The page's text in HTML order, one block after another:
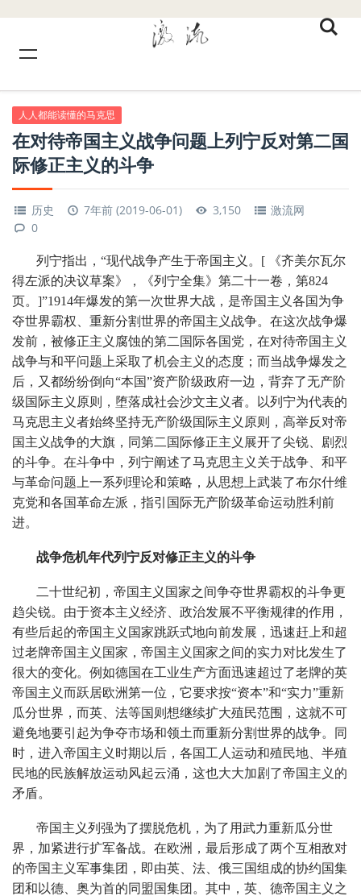
人人都能读懂的马克思
在对待帝国主义战争问题上列宁反对第二国
际修正主义的斗争
历史 7年前 (2019-06-01) 3,150
激流网
0
列宁指出，“现代战争产生于帝国主义。[ 《齐美尔瓦尔
得左派的决议草案》，《列宁全集》第二十一卷，第824
页。]”1914年爆发的第一次世界大战，是帝国主义各国为争
夺世界霸权、重新分割世界的帝国主义战争。在这次战争爆
发前，被修正主义腐蚀的第二国际各国党，在对待帝国主义
战争与和平问题上采取了机会主义的态度；而当战争爆发之
后，又都纷纷倒向“本国”资产阶级政府一边，背弃了无产阶
级国际主义原则，堕落成社会沙文主义者。以列宁为代表的
马克思主义者始终坚持无产阶级国际主义原则，高举反对帝
国主义战争的大旗，同第二国际修正主义展开了尖锐、剧烈
的斗争。在斗争中，列宁阐述了马克思主义关于战争、和平
与革命问题上一系列理论和策略，从思想上武装了布尔什维
克党和各国革命左派，指引国际无产阶级革命运动胜利前
进。
战争危机年代列宁反对修正主义的斗争
二十世纪初，帝国主义国家之间争夺世界霸权的斗争更
趋尖锐。由于资本主义经济、政治发展不平衡规律的作用，
有些后起的帝国主义国家跳跃式地向前发展，迅速赶上和超
过老牌帝国主义国家，帝国主义国家之间的实力对比发生了
很大的变化。例如德国在工业生产方面迅速超过了老牌的英
帝国主义而跃居欧洲第一位，它要求按“资本”和“实力”重新
瓜分世界，而英、法等国则想继续扩大殖民范围，这就不可
避免地要引起为争夺市场和领土而重新分割世界的战争。同
时，进入帝国主义时期以后，各国工人运动和殖民地、半殖
民地的民族解放运动风起云涌，这也大大加剧了帝国主义的
矛盾。
帝国主义列强为了摆脱危机，为了用武力重新瓜分世
界，加紧进行扩军备战。在欧洲，最后形成了两个互相敌对
的帝国主义军事集团，即由英、法、俄三国组成的协约国集
团和以德、奥为首的同盟国集团。其中，英、德帝国主义之